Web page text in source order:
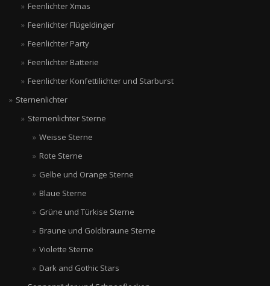
Feenlichter Xmas
Feenlichter Flügeldinger
Feenlichter Party
Feenlichter Batterie
Feenlichter Konfettilichter und Starburst
Sternenlichter
Sternenlichter Sterne
Weisse Sterne
Rote Sterne
Gelbe und Orange Sterne
Blaue Sterne
Grüne und Türkise Sterne
Braune und Goldbraune Sterne
Violette Sterne
Dark and Gothic Stars